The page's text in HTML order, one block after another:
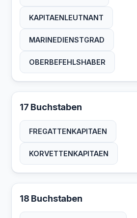
KAPITAENLEUTNANT
MARINEDIENSTGRAD
OBERBEFEHLSHABER
17 Buchstaben
FREGATTENKAPITAEN
KORVETTENKAPITAEN
18 Buchstaben